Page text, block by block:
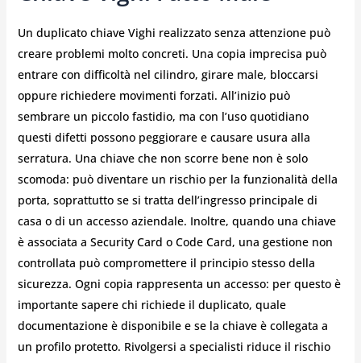
Un duplicato chiave Vighi realizzato senza attenzione può
creare problemi molto concreti. Una copia imprecisa può
entrare con difficoltà nel cilindro, girare male, bloccarsi
oppure richiedere movimenti forzati. All’inizio può
sembrare un piccolo fastidio, ma con l’uso quotidiano
questi difetti possono peggiorare e causare usura alla
serratura. Una chiave che non scorre bene non è solo
scomoda: può diventare un rischio per la funzionalità della
porta, soprattutto se si tratta dell’ingresso principale di
casa o di un accesso aziendale. Inoltre, quando una chiave
è associata a Security Card o Code Card, una gestione non
controllata può compromettere il principio stesso della
sicurezza. Ogni copia rappresenta un accesso: per questo è
importante sapere chi richiede il duplicato, quale
documentazione è disponibile e se la chiave è collegata a
un profilo protetto. Rivolgersi a specialisti riduce il rischio